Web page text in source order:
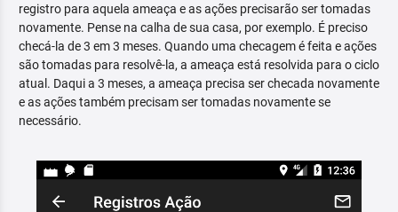
registro para aquela ameaça e as ações precisarão ser tomadas
novamente. Pense na calha de sua casa, por exemplo. É preciso
checá-la de 3 em 3 meses. Quando uma checagem é feita e ações
são tomadas para resolvê-la, a ameaça está resolvida para o ciclo
atual. Daqui a 3 meses, a ameaça precisa ser checada novamente
e as ações também precisam ser tomadas novamente se
necessário.